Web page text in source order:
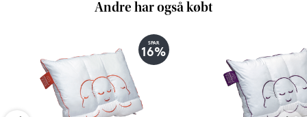
Andre har også købt
SPAR
16%